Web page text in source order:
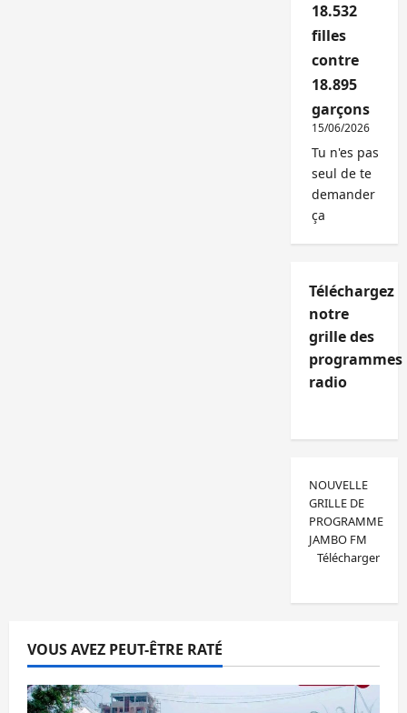
18.532
filles
contre
18.895
garçons
15/06/2026
Tu n'es pas
seul de te
demander
ça
Téléchargez
notre
grille des
programmes
radio
NOUVELLE
GRILLE DE
PROGRAMME
JAMBO FM
Télécharger
VOUS AVEZ PEUT-ÊTRE RATÉ